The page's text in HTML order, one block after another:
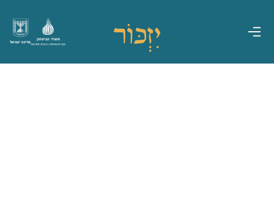
מדינת ישראל
משרד הביטחון
אגף משפחות, הנצחה ומורשת